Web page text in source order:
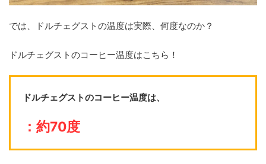
では、ドルチェグストの温度は実際、何度なのか？
ドルチェグストのコーヒー温度はこちら！
ドルチェグストのコーヒー温度は、
： 約70度